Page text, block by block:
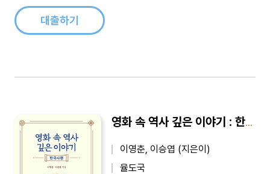
대출하기
영화 속 역사 깊은 이야기 : 한국사편 - 영화로 한국사를 엿보다
이영춘, 이승엽 (지은이)
율도국